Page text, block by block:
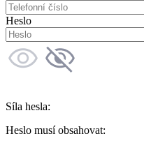
Heslo
Síla hesla:
Heslo musí obsahovat: